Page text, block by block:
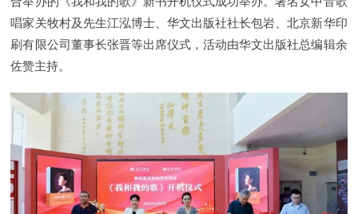
唱家关牧村及先生江泓博士、华文出版社社长包岩、北京新华印
刷有限公司董事长张晋等出席仪式，活动由华文出版社总编辑余
佐赞主持。